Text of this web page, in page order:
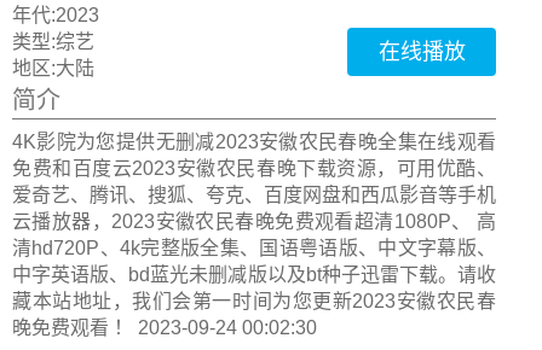
年代:2023
类型:综艺
地区:大陆
在线播放
简介
4K影院为您提供无删减2023安徽农民春晚全集在线观看
免费和百度云2023安徽农民春晚下载资源，可用优酷、
爱奇艺、腾讯、搜狐、夸克、百度网盘和西瓜影音等手机
云播放器，2023安徽农民春晚免费观看超清1080P、 高
清hd720P、4k完整版全集、国语粤语版、中文字幕版、
中字英语版、bd蓝光未删减版以及bt种子迅雷下载。请收
藏本站地址，我们会第一时间为您更新2023安徽农民春
晚免费观看 ！ 2023-09-24 00:02:30